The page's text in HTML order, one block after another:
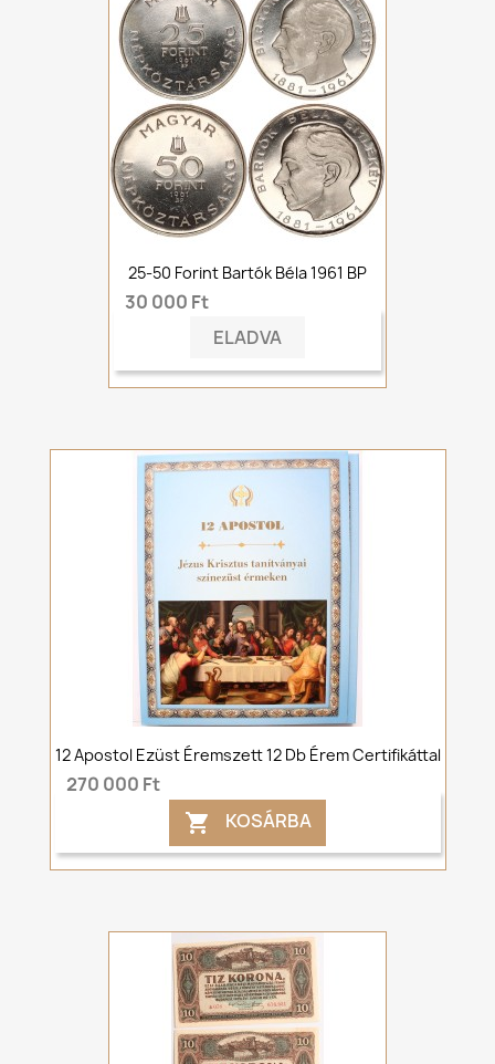
25-50 Forint Bartók Béla 1961 BP
30 000 Ft
ELADVA
12 Apostol Ezüst Éremszett 12 Db Érem Certifikáttal
270 000 Ft
 KOSÁRBA